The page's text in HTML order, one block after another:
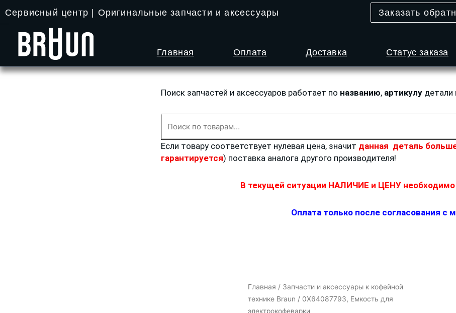
содержимому
Сервисный центр | Оригинальные запчасти и аксессуары Заказать
Главная Оплата Доставка Статус заказа
Поиск запчастей и аксессуаров работает по названию, артикулу детали
Если товару соответствует нулевая цена, значит данная деталь
гарантируется) поставка аналога другого производителя!
В текущей ситуации НАЛИЧИЕ и ЦЕНУ необходимо
Оплата только после согласования с
Главная / Запчасти и аксессуары к кофейной
технике Braun / 0X64087793, Емкость для
электрокофеварки
Количество
товара
0X64087793,